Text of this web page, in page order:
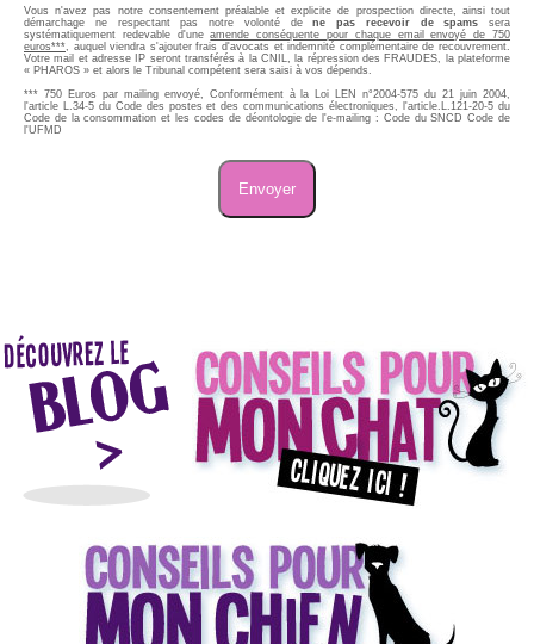
Vous n'avez pas notre consentement préalable et explicite de prospection directe, ainsi tout
démarchage ne respectant pas notre volonté dene pas recevoir de spams sera
systématiquement redevable d'uneamende conséquente pour chaque email envoyé de 750
euros***, auquel viendra s'ajouter frais d'avocats et indemnité complémentaire de recouvrement.
Votre mail et adresse IP seront transférés à la CNIL, la répression des FRAUDES, la plateforme
« PHAROS » et alors le Tribunal compétent sera saisi à vos dépends.
*** 750 Euros par mailing envoyé, Conformément à la Loi LEN n°2004-575 du 21 juin 2004,
l'article L.34-5 du Code des postes et des communications électroniques, l'article.L.121-20-5 du
Code de la consommation et les codes de déontologie de l'e-mailing : Code du SNCD Code de
l'UFMD
Envoyer